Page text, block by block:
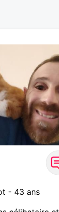
- 43 ans